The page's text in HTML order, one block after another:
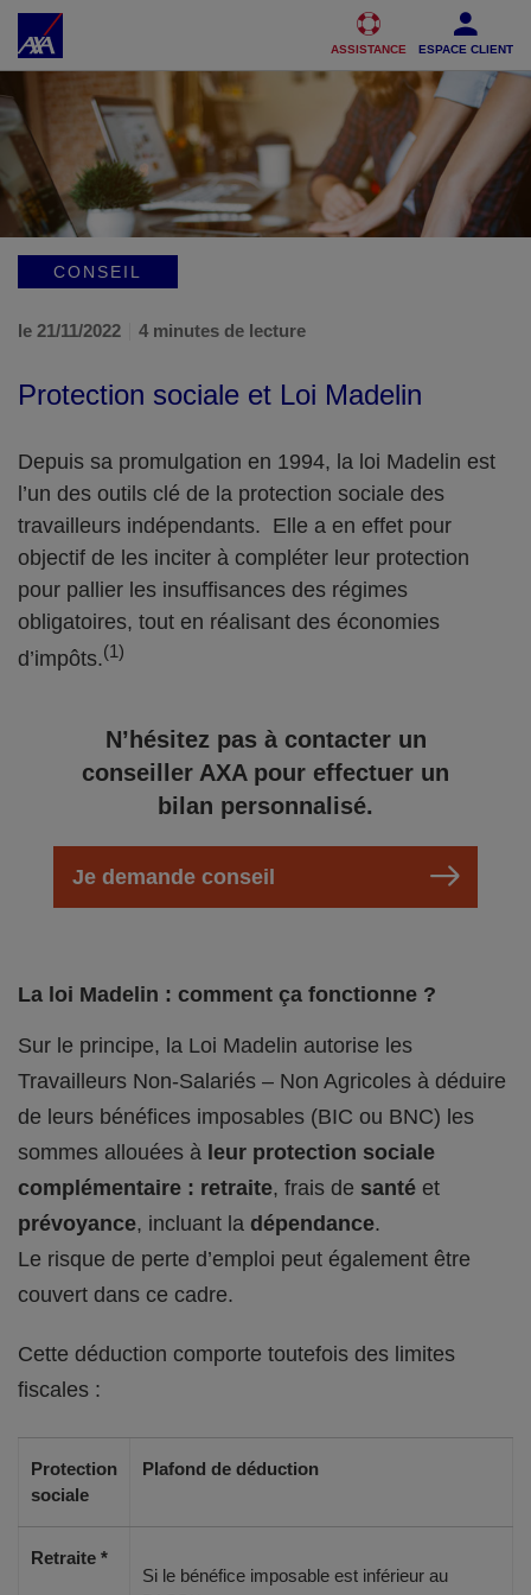
Accéder au Contenu Accéder au Pied de page
ASSISTANCE ESPACE CLIENT
CONSEIL
le 21/11/2022 4 minutes de lecture
Protection sociale et Loi Madelin
Depuis sa promulgation en 1994, la loi Madelin est
l’un des outils clé de la protection sociale des
travailleurs indépendants. Elle a en effet pour
objectif de les inciter à compléter leur protection
pour pallier les insuffisances des régimes
obligatoires, tout en réalisant des économies
d’impôts.(1)
N’hésitez pas à contacter un
conseiller AXA pour effectuer un
bilan personnalisé.
Je demande conseil
La loi Madelin : comment ça fonctionne ?
Sur le principe, la Loi Madelin autorise les
Travailleurs Non-Salariés – Non Agricoles à déduire
de leurs bénéfices imposables (BIC ou BNC) les
sommes allouées à leur protection sociale
complémentaire : retraite, frais de santé et
prévoyance, incluant la dépendance.
Le risque de perte d’emploi peut également être
couvert dans ce cadre.
Cette déduction comporte toutefois des limites
fiscales :
Protection
sociale
Plafond de déduction
Retraite *
Si le bénéfice imposable est inférieur au